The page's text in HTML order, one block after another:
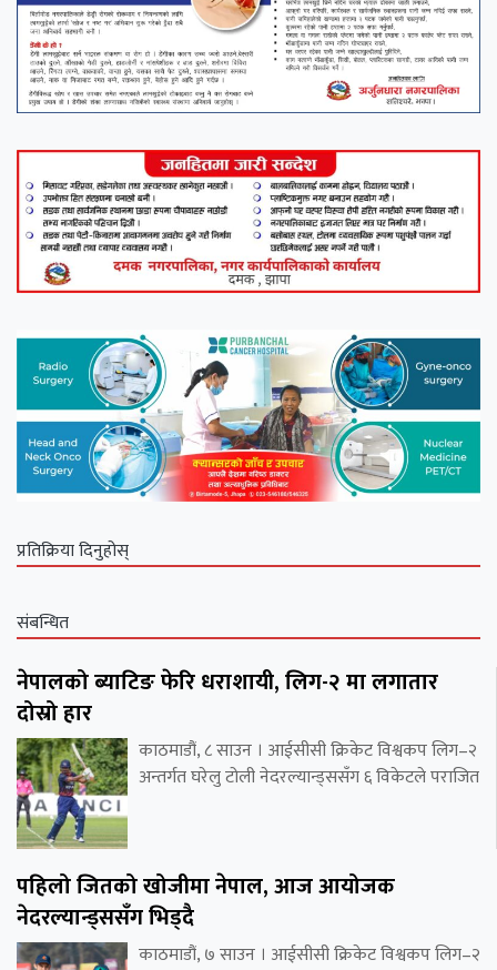
प्रतिक्रिया दिनुहोस्
संबन्धित
नेपालको ब्याटिङ फेरि धराशायी, लिग-२ मा लगातार
दोस्रो हार
काठमाडौं, ८ साउन । आईसीसी क्रिकेट विश्वकप लिग–२
अन्तर्गत घरेलु टोली नेदरल्यान्ड्ससँग ६ विकेटले पराजित
पहिलो जितको खोजीमा नेपाल, आज आयोजक
नेदरल्यान्ड्ससँग भिड्दै
काठमाडौं, ७ साउन । आईसीसी क्रिकेट विश्वकप लिग–२